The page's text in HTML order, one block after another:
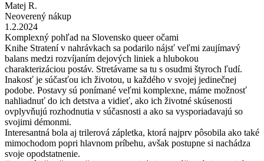
Matej R.
Neoverený nákup
1.2.2024
Komplexný pohľad na Slovensko queer očami
Knihe Stratení v nahrávkach sa podarilo nájsť veľmi zaujímavý
balans medzi rozvíjaním dejových liniek a hlubokou
charakterizáciou postáv. Stretávame sa tu s osudmi štyroch ľudí.
Inakosť je súčasťou ich životou, u každého v svojej jedinečnej
podobe. Postavy sú ponímané veľmi komplexne, máme možnosť
nahliadnuť do ich detstva a vidieť, ako ich životné skúsenosti
ovplyvňujú rozhodnutia v súčasnosti a ako sa vysporiadavajú so
svojimi démonmi.
Interesantná bola aj trilerová zápletka, ktorá najprv pôsobila ako také
mimochodom popri hlavnom príbehu, avšak postupne si nachádza
svoje opodstatnenie.